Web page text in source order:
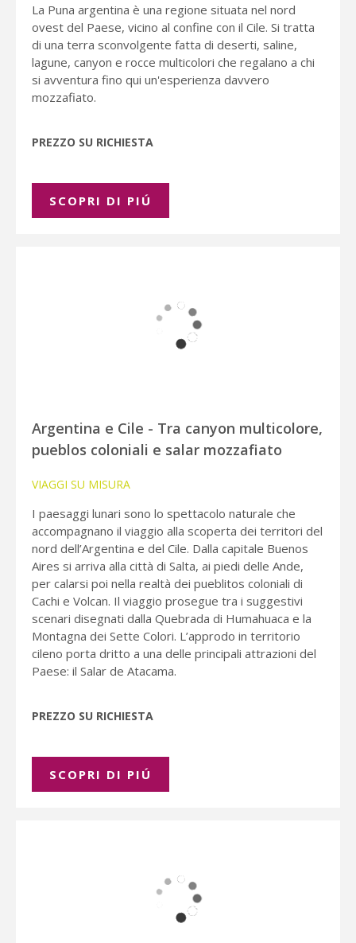
La Puna argentina è una regione situata nel nord
ovest del Paese, vicino al confine con il Cile. Si tratta
di una terra sconvolgente fatta di deserti, saline,
lagune, canyon e rocce multicolori che regalano a chi
si avventura fino qui un'esperienza davvero
mozzafiato.
PREZZO SU RICHIESTA
SCOPRI DI PIÚ
Argentina e Cile - Tra canyon multicolore,
pueblos coloniali e salar mozzafiato
VIAGGI SU MISURA
I paesaggi lunari sono lo spettacolo naturale che
accompagnano il viaggio alla scoperta dei territori del
nord dell’Argentina e del Cile. Dalla capitale Buenos
Aires si arriva alla città di Salta, ai piedi delle Ande,
per calarsi poi nella realtà dei pueblitos coloniali di
Cachi e Volcan. Il viaggio prosegue tra i suggestivi
scenari disegnati dalla Quebrada di Humahuaca e la
Montagna dei Sette Colori. L’approdo in territorio
cileno porta dritto a una delle principali attrazioni del
Paese: il Salar de Atacama.
PREZZO SU RICHIESTA
SCOPRI DI PIÚ